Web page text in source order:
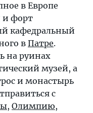
в Европе
и форт
кафедральный
в Патре.
на руинах
музей, а
и монастырь
с
, Олимпию,